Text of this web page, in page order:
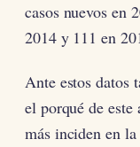
casos nuevos en
2014 y 111 en
Ante estos datos
el porqué de
más inciden en